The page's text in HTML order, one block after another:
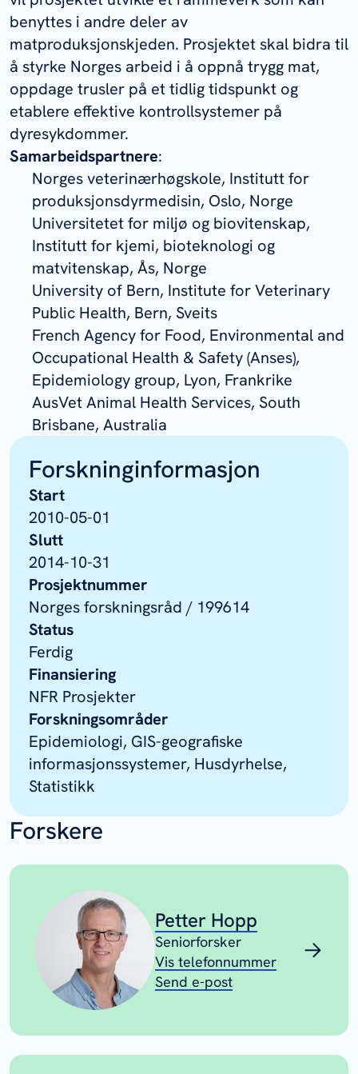
benyttes i andre deler av
matproduksjonskjeden. Prosjektet skal bidra til
å styrke Norges arbeid i å oppnå trygg mat,
oppdage trusler på et tidlig tidspunkt og
etablere effektive kontrollsystemer på
dyresykdommer.
Samarbeidspartnere:
Norges veterinærhøgskole, Institutt for
produksjonsdyrmedisin, Oslo, Norge
Universitetet for miljø og biovitenskap,
Institutt for kjemi, bioteknologi og
matvitenskap, Ås, Norge
University of Bern, Institute for Veterinary
Public Health, Bern, Sveits
French Agency for Food, Environmental and
Occupational Health & Safety (Anses),
Epidemiology group, Lyon, Frankrike
AusVet Animal Health Services, South
Brisbane, Australia
Forskninginformasjon
Start
2010-05-01
Slutt
2014-10-31
Prosjektnummer
Norges forskningsråd / 199614
Status
Ferdig
Finansiering
NFR Prosjekter
Forskningsområder
Epidemiologi, GIS-geografiske
informasjonssystemer, Husdyrhelse,
Statistikk
Forskere
Petter Hopp
Seniorforsker
Vis telefonnummer
Send e-post